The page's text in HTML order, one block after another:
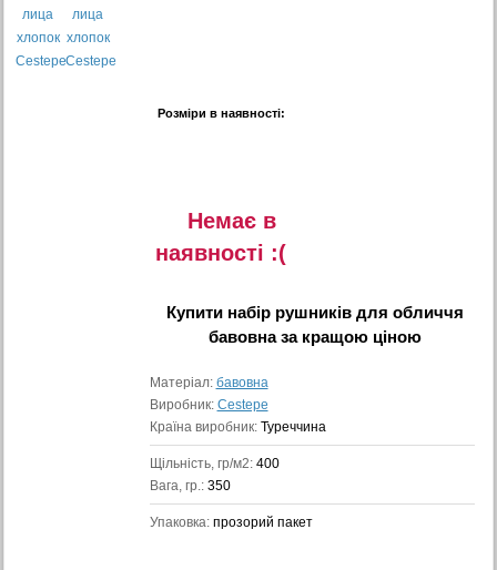
Розміри в наявності:
Немає в
наявностi :(
Купити набір рушників для обличчя
бавовназа кращою ціною
Матеріал: бавовна
Виробник: Cestepe
Країна виробник: Туреччина
Щільність, гр/м2: 400
Вага, гр.: 350
Упаковка: прозорий пакет